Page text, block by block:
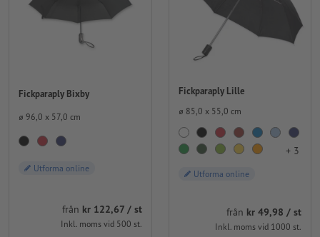
Fickparaply Bixby
⌀ 96,0 x 57,0 cm
Utforma online
från kr 122,67 / st
Inkl. moms vid 500 st.
Fickparaply Lille
⌀ 85,0 x 55,0 cm
+ 3
Utforma online
från kr 49,98 / st
Inkl. moms vid 1000 st.